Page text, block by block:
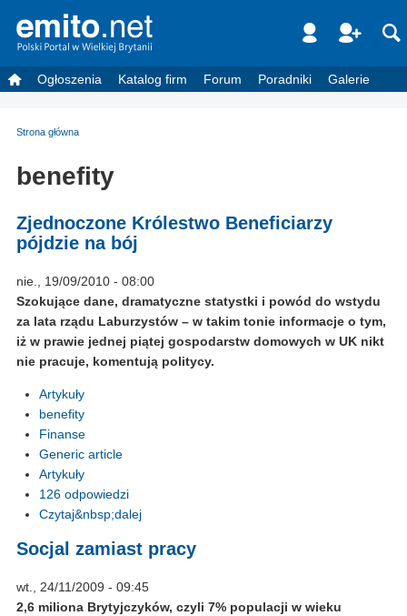
Ogłoszenia Katalog firm Forum Poradniki Galerie
Strona główna
benefity
Zjednoczone Królestwo Beneficiarzy
pójdzie na bój
nie., 19/09/2010 - 08:00
Szokujące dane, dramatyczne statystki i powód do wstydu
za lata rządu Laburzystów – w takim tonie informacje o tym,
iż w prawie jednej piątej gospodarstw domowych w UK nikt
nie pracuje, komentują politycy.
Artykuły
benefity
Finanse
Generic article
Artykuły
126 odpowiedzi
Czytaj&nbsp;dalej
Socjal zamiast pracy
wt., 24/11/2009 - 09:45
2,6 miliona Brytyjczyków, czyli 7% populacji w wieku